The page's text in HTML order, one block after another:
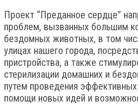
Проект “Преданное сердце”
проблем, вызванных большим
бездомных животных, в том
улицах нашего города,
пристройства, а также
стерилизации домашних и
путем проведения
помощи новых идей и